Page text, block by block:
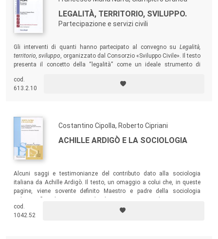
LEGALITÀ, TERRITORIO, SVILUPPO.
Partecipazione e servizi civili
Gli interventi di quanti hanno partecipato al convegno su Legalità,
territorio, sviluppo , organizzato dal Consorzio «Sviluppo Civile». Il testo
presenta il concetto della “legalità” come un ideale strumento di
sua dirigenza.
cod.
613.2.10
Costantino Cipolla, Roberto Cipriani
ACHILLE ARDIGÒ E LA SOCIOLOGIA
Alcuni saggi e testimonianze del contributo dato alla sociologia
italiana da Achille Ardigò. Il testo, un omaggio a colui che, in queste
pagine, viene sovente definito Maestro e padre della sociologia
ed empirica che Achille Ardigò ha affrontato nella sua lunga carriera di
studioso, impegnato tanto nella vita accademica, quanto nella vita
cod.
1042.52